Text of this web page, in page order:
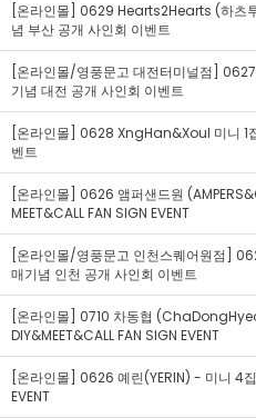
[온라인몰] 0629 Hearts2Hearts (하츠
념 부산 공개 사인회 이벤트
[온라인몰/영풍문고 대전터미널점]
기념 대전 공개 사인회 이벤트
[온라인몰] 0628 XngHan&Xoul 미니 1
벤트
[온라인몰] 0626 앰퍼샌드원
MEET&CALL FAN SIGN EVENT
[온라인몰/영풍문고 인천스퀘어원점]
매기념 인천 공개 사인회 이벤트
[온라인몰] 0710 차동협
DIY&MEET&CALL FAN SIGN EVENT
[온라인몰] 0626 예린(YERIN) - 미니 4집
EVENT